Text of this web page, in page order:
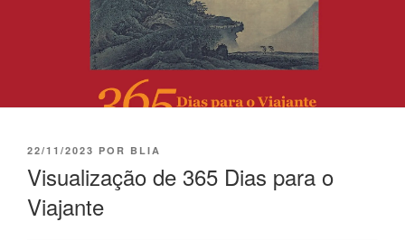
22/11/2023 POR BLIA
Visualização de 365 Dias para o
Viajante